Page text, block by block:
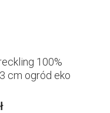
100%
cm ogród eko